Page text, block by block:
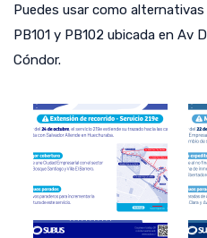
Puedes usar como
PB101 y PB102 ubicada en Av
Cóndor.